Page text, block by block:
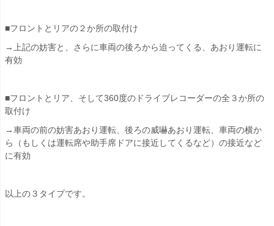
■フロントとリアの２か所の取付け
→上記の妨害と、さらに車両の後ろから迫ってくる、あおり運転に
有効
■フロントとリア、そして360度のドライブレコーダーの全３か所の
取付け
→車両の前の妨害あおり運転、後ろの威嚇あおり運転、車両の横か
ら（もしくは運転席や助手席ドアに接近してくるなど）の接近など
に有効
以上の３タイプです。